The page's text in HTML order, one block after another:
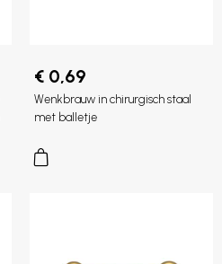
€ 0,69
Wenkbrauw in chirurgisch staal
met balletje